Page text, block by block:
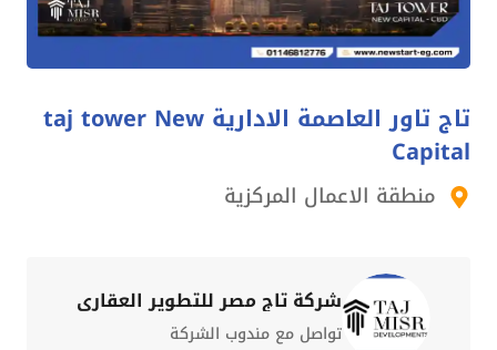
تاج تاور العاصمة الادارية taj tower New
Capital
منطقة الاعمال المركزية
شركة تاج مصر للتطوير العقاري
تواصل مع مندوب الشركة